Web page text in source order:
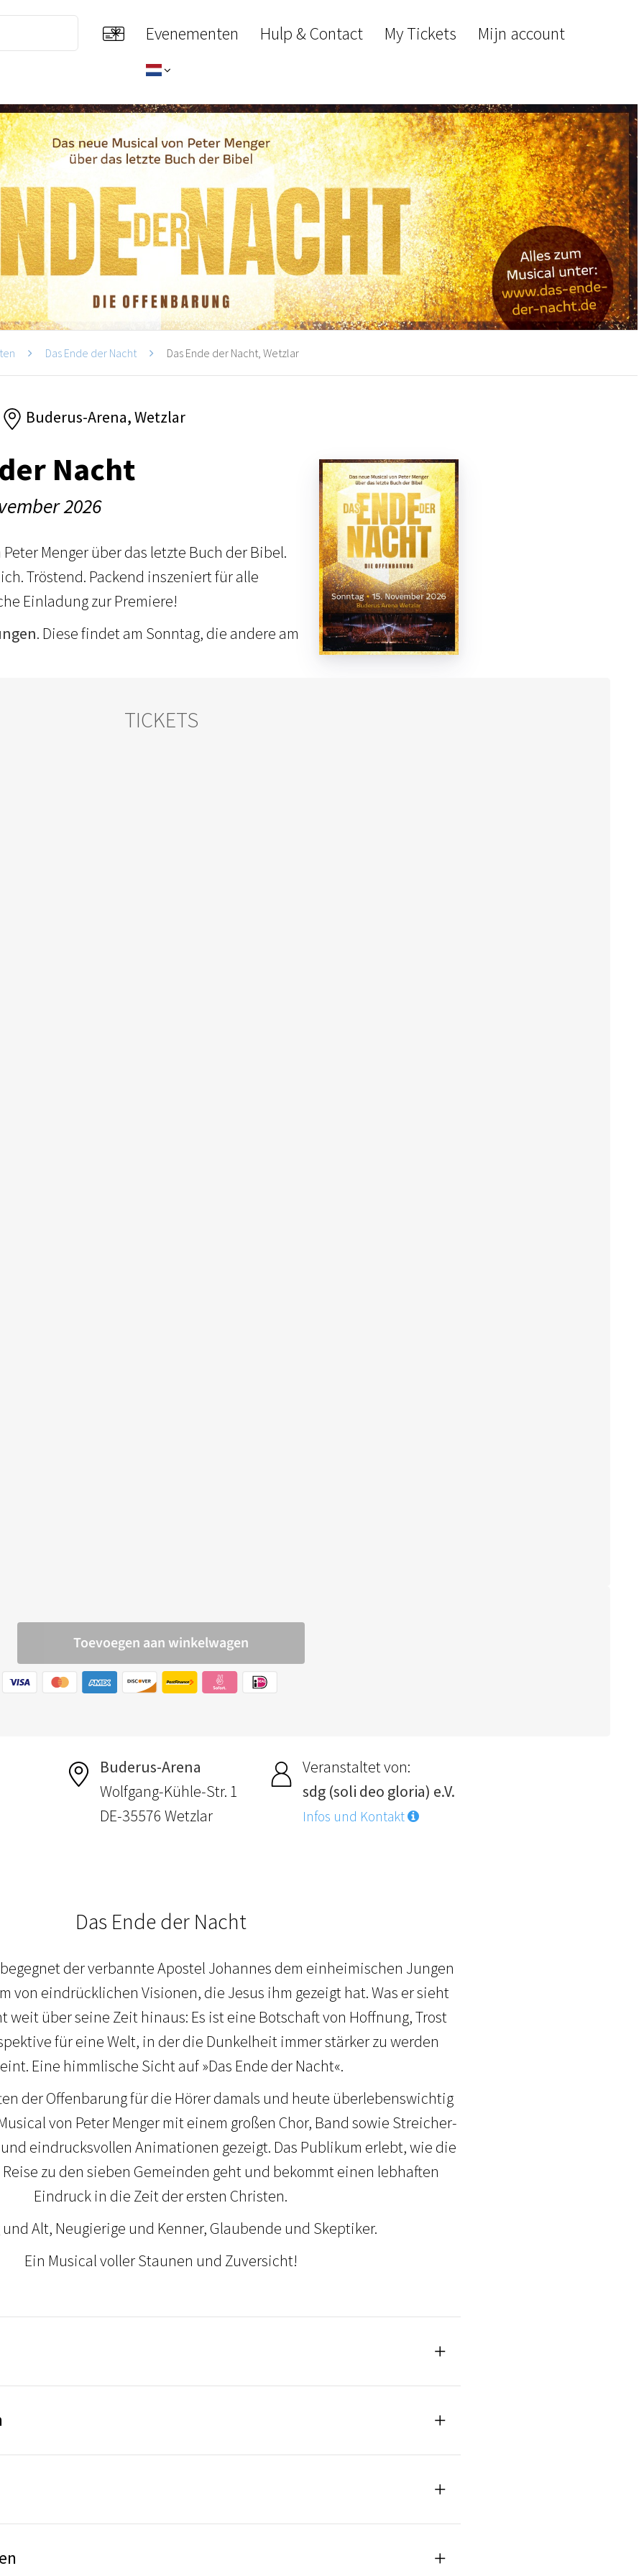
Evenementen Hulp & Contact My Tickets Mijn account
Das Ende der Nacht Das Ende der Nacht, Wetzlar
Buderus-Arena, Wetzlar
Nacht
2026
Menger über das letzte Buch der Bibel.
Tröstend. Packend inszeniert für alle
Einladung zur Premiere!
. Diese findet am Sonntag, die andere am
TICKETS
Buderus-Arena
Wolfgang-Kühle-Str. 1
DE-35576 Wetzlar
Veranstaltet von:
sdg (soli deo gloria) e.V.
Infos und Kontakt
Das Ende der Nacht
der verbannte Apostel Johannes dem einheimischen Jungen
von eindrücklichen Visionen, die Jesus ihm gezeigt hat. Was er sieht
über seine Zeit hinaus: Es ist eine Botschaft von Hoffnung, Trost
für eine Welt, in der die Dunkelheit immer stärker zu werden
Eine himmlische Sicht auf »Das Ende der Nacht«.
der Offenbarung für die Hörer damals und heute überlebens­wichtig
von Peter Menger mit einem großen Chor, Band sowie Streicher-
eindrucksvollen Animationen gezeigt. Das Publikum erlebt, wie die
zu den sieben Gemeinden geht und bekommt einen lebhaften
Eindruck in die Zeit der ersten Christen.
und Alt, Neugierige und Kenner, Glaubende und Skeptiker.
Ein Musical voller Staunen und Zuversicht!